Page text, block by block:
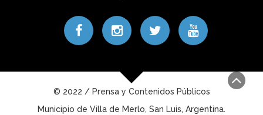
© 2022 / Prensa y Contenidos Públicos
Municipio de Villa de Merlo, San Luis, Argentina.